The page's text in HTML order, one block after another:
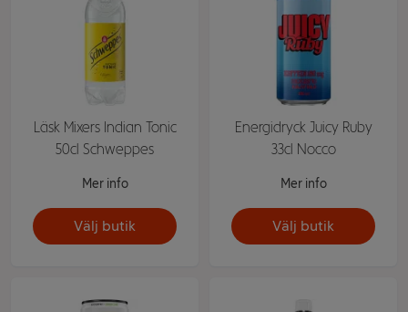
Läsk Mixers Indian Tonic
50cl Schweppes
Mer info
Välj butik
Energidryck Juicy Ruby
33cl Nocco
Mer info
Välj butik